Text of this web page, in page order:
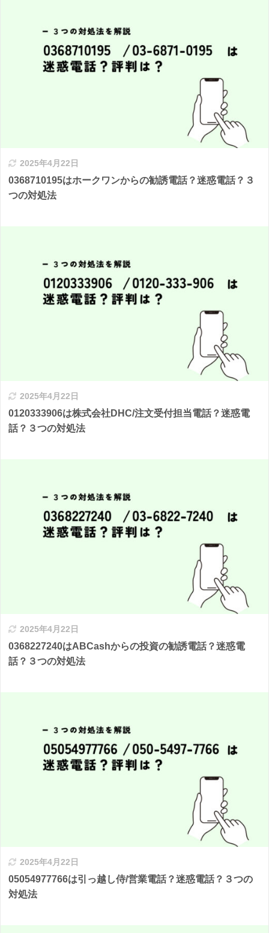
2025年4月22日
0368710195はホークワンからの勧誘電話？迷惑電話？３
つの対処法
2025年4月22日
0120333906は株式会社DHC/注文受付担当電話？迷惑電
話？３つの対処法
2025年4月22日
0368227240はABCashからの投資の勧誘電話？迷惑電
話？３つの対処法
2025年4月22日
05054977766は引っ越し侍/営業電話？迷惑電話？３つの
対処法